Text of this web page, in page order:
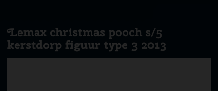
Lemax christmas pooch s/5
kerstdorp figuur type 3 2013